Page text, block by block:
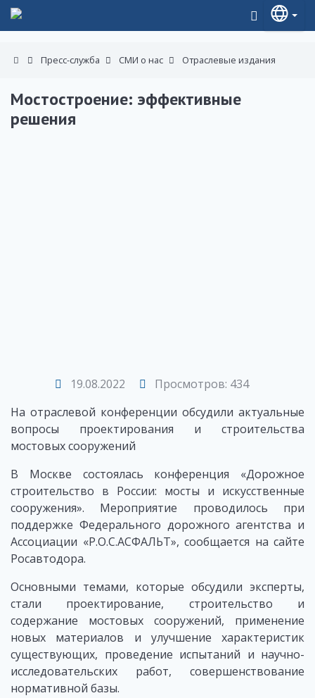
Пресс-служба СМИ о нас Отраслевые издания
Мостостроение: эффективные
решения
19.08.2022
Просмотров: 434
На отраслевой конференции обсудили актуальные
вопросы проектирования и строительства
мостовых сооружений
В Москве состоялась конференция «Дорожное
строительство в России: мосты и искусственные
сооружения». Мероприятие проводилось при
поддержке Федерального дорожного агентства и
Ассоциации «Р.О.С.АСФАЛЬТ», сообщается на сайте
Росавтодора.
Основными темами, которые обсудили эксперты,
стали проектирование, строительство и
содержание мостовых сооружений, применение
новых материалов и улучшение характеристик
существующих, проведение испытаний и научно-
исследовательских работ, совершенствование
нормативной базы.